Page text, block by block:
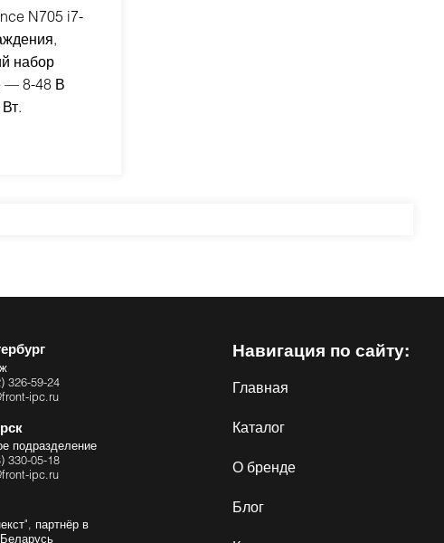
N705 i7-
набор
— 8-48 В
326-59-24
ipc.ru
подразделение
330-05-18
ipc.ru
партнёр в
Навигация по сайту:
Главная
Каталог
О бренде
Блог